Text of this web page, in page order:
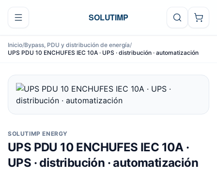
Ir al contenido
SOLUTIMP
Inicio/Bypass, PDU y distribución de energía/
UPS PDU 10 ENCHUFES IEC 10A · UPS · distribución · automatización
SOLUTIMP ENERGY
UPS PDU 10 ENCHUFES IEC 10A ·
UPS · distribución · automatización